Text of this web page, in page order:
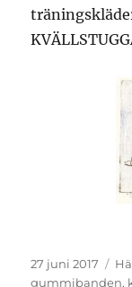
Publicerat
den
27 juni 2017
gummibanden,